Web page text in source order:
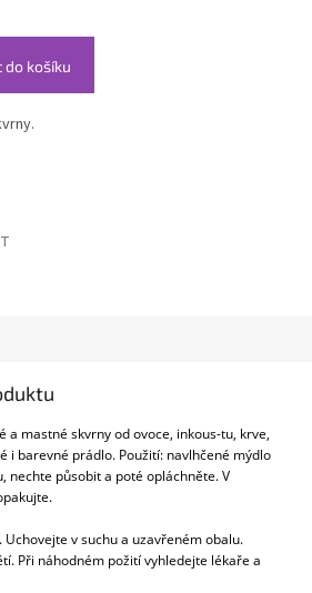
do košíku
a mastné skvrny od ovoce, inkous-tu, krve,
i barevné prádlo. Použití: navlhčené mýdlo
nechte působit a poté opláchněte. V
Uchovejte v suchu a uzavřeném obalu.
Při náhodném požití vyhledejte lékaře a